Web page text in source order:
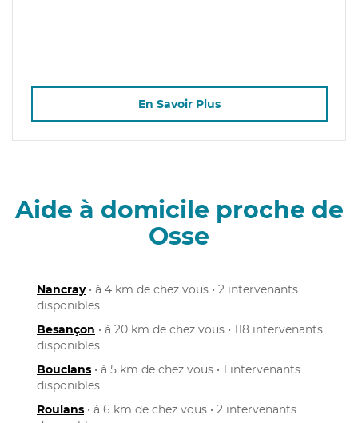
En Savoir Plus
Aide à domicile proche de
Osse
Nancray• à 4 km de chez vous • 2 intervenants
disponibles
Besançon • à 20 km de chez vous • 118 intervenants
disponibles
Bouclans • à 5 km de chez vous • 1 intervenants
disponibles
Roulans • à 6 km de chez vous • 2 intervenants